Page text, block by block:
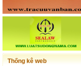
Thống kê web